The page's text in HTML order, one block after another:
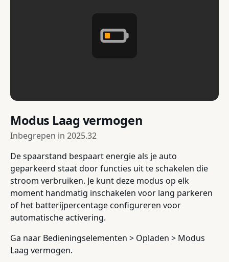
Modus Laag vermogen
Inbegrepen in 2025.32
De spaarstand bespaart energie als je auto
geparkeerd staat door functies uit te schakelen die
stroom verbruiken. Je kunt deze modus op elk
moment handmatig inschakelen voor lang parkeren
of het batterijpercentage configureren voor
automatische activering.
Ga naar Bedieningselementen > Opladen > Modus
Laag vermogen.